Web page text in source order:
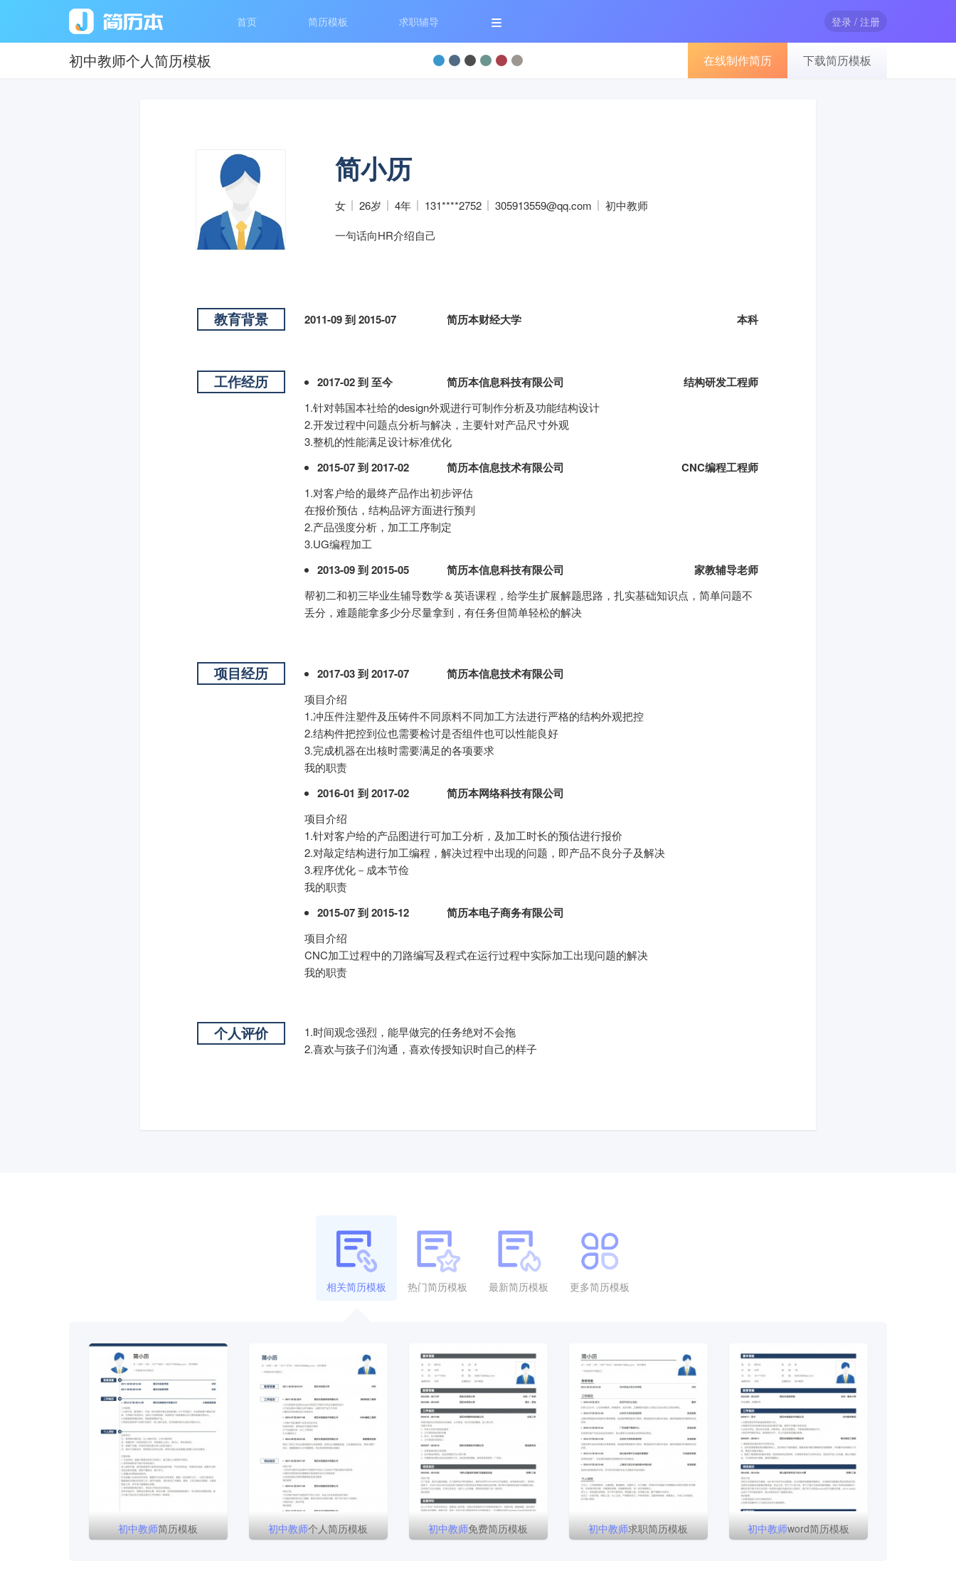
首页 简历模板 求职辅导 登录 / 注册
初中教师个人简历模板 在线制作简历 下载简历模板
简小历
女 26岁 4年 131****2752 305913559@qq.com
初中教师
一句话向HR介绍自己
教育背景 2011-09 到 2015-07 简历本财经大学 本科
工作经历 2017-02 到 至今 简历本信息科技有限公司 结构研发工程师
1.针对韩国本社给的design外观进行可制作分析及功能结构设计
2.开发过程中问题点分析与解决，主要针对产品尺寸外观
3.整机的性能满足设计标准优化
2015-07 到 2017-02 简历本信息技术有限公司 CNC编程工程师
1.对客户给的最终产品作出初步评估
在报价预估，结构品评方面进行预判
2.产品强度分析，加工工序制定
3.UG编程加工
2013-09 到 2015-05 简历本信息科技有限公司 家教辅导老师
帮初二和初三毕业生辅导数学＆英语课程，给学生扩展解题思路，扎实基础知识点，简单问题不
丢分，难题能拿多少分尽量拿到，有任务但简单轻松的解决
项目经历 2017-03 到 2017-07 简历本信息技术有限公司
项目介绍
1.冲压件注塑件及压铸件不同原料不同加工方法进行严格的结构外观把控
2.结构件把控到位也需要检讨是否组件也可以性能良好
3.完成机器在出核时需要满足的各项要求
我的职责
2016-01 到 2017-02 简历本网络科技有限公司
项目介绍
1.针对客户给的产品图进行可加工分析，及加工时长的预估进行报价
2.对敲定结构进行加工编程，解决过程中出现的问题，即产品不良分子及解决
3.程序优化－成本节俭
我的职责
2015-07 到 2015-12 简历本电子商务有限公司
项目介绍
CNC加工过程中的刀路编写及程式在运行过程中实际加工出现问题的解决
我的职责
个人评价
1.时间观念强烈，能早做完的任务绝对不会拖
2.喜欢与孩子们沟通，喜欢传授知识时自己的样子
相关简历模板 热门简历模板 最新简历模板 更多简历模板
初中教师简历模板 初中教师个人简历模板 初中教师免费简历模板 初中教师求职简历模板 初中教师word简历模板